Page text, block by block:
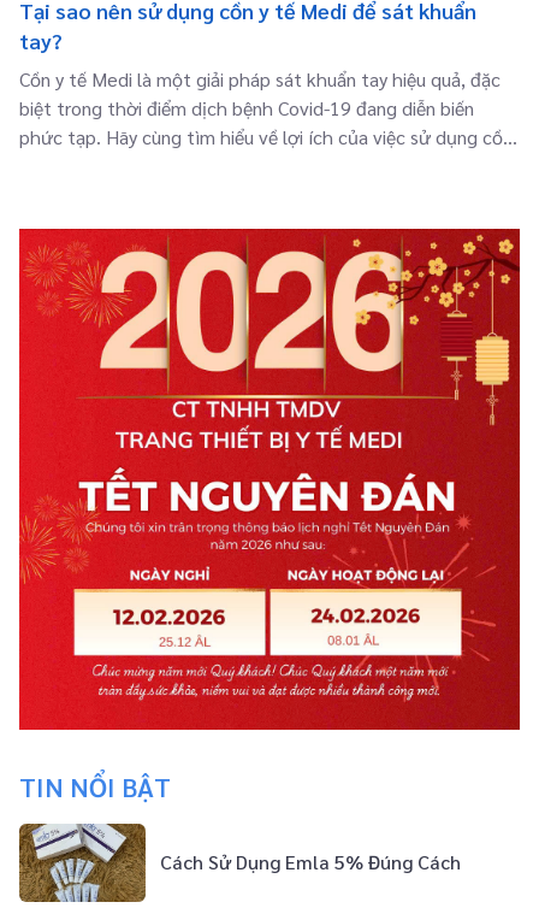
Tại sao nên sử dụng cồn y tế Medi để sát khuẩn
tay?
Cồn y tế Medi là một giải pháp sát khuẩn tay hiệu quả, đặc
biệt trong thời điểm dịch bệnh Covid-19 đang diễn biến
phức tạp. Hãy cùng tìm hiểu về lợi ích của việc sử dụng cồn
TIN NỔI BẬT
Cách Sử Dụng Emla 5% Đúng Cách